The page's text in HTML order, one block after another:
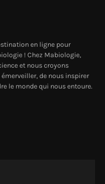
en ligne pour
! Chez Mabiologie,
et nous croyons
de nous inspirer
le monde qui nous entoure.